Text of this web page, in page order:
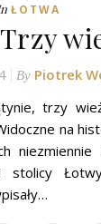
ŁOTWA
By Piotrek
trzy
na
niezmiennie
stolicy